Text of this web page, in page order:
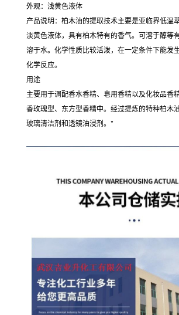
外观：浅黄色液体
产品说明：柏木油的提取技术主要是亚临界低温
淡黄色液体，具有柏木特有的香气。可溶于醇等
溶于水。化学性质比较活泼，在一定条件下能发
化学反应。
用途
主要用于调配香水香精、皂用香精以及化妆品香
香玫瑰型、东方型香精中。经过提炼的特种柏木
玻璃清洁剂和透镜油浸剂。"